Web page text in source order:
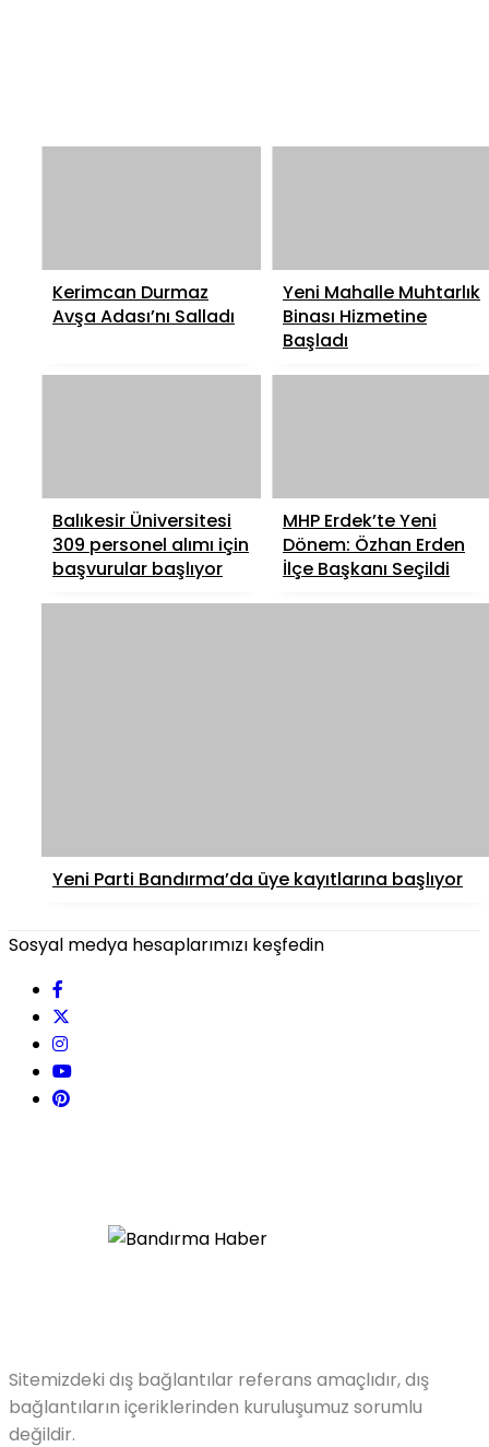
Kerimcan Durmaz
Avşa Adası’nı Salladı
Yeni Mahalle Muhtarlık
Binası Hizmetine
Başladı
Balıkesir Üniversitesi
309 personel alımı için
başvurular başlıyor
MHP Erdek’te Yeni
Dönem: Özhan Erden
İlçe Başkanı Seçildi
Yeni Parti Bandırma’da üye kayıtlarına başlıyor
Sosyal medya hesaplarımızı keşfedin
Sitemizdeki dış bağlantılar referans amaçlıdır, dış
bağlantıların içeriklerinden kuruluşumuz sorumlu
değildir.